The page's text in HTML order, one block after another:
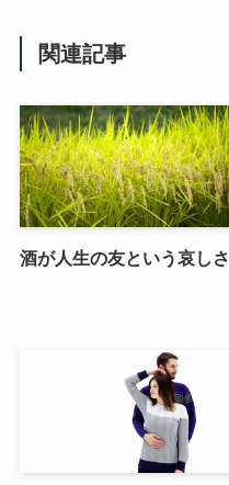
関連記事
酒が人生の友という哀しさ